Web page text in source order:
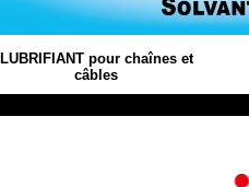
LUBRIFIANT pour chaînes et
câbles